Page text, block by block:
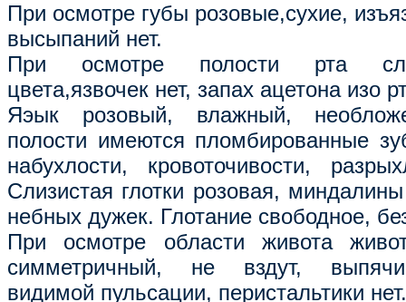
При осмотре губы розовые,сухие,
высыпаний нет.
При осмотре полости рта
цвета,язвочек нет, запах ацетона изо
Яэык розовый, влажный,
полости имеются пломбированные
набухлости, кровоточивости,
Слизистая глотки розовая,
небных дужек. Глотание свободное,
При осмотре области живота
симметричный, не вздут,
видимой пульсации, перистальтики нет.